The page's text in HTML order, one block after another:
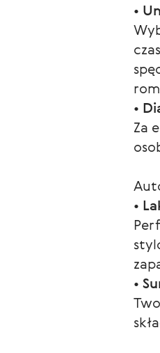
•
•
Za
•
•